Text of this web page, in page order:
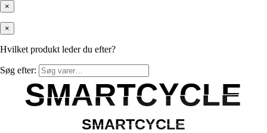
×
×
Hvilket produkt leder du efter?
Søg efter:
SMARTCYCLE
SMARTCYCLE
SMARTCYCLE
SMARTCYCLE